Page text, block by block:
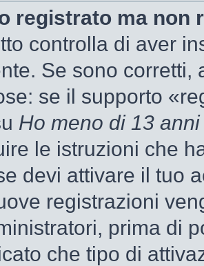
registrato ma non
controlla di aver
Se sono
se il supporto
Ho meno di 13 anni
le istruzioni che
devi attivare il tuo
registrazioni
prima di
che tipo di